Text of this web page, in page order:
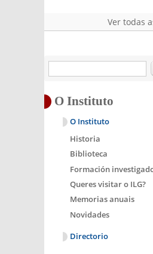
Ver todas
O Instituto
O Instituto
Historia
Biblioteca
Formación
Queres visitar o ILG?
Memorias anuais
Novidades
Directorio